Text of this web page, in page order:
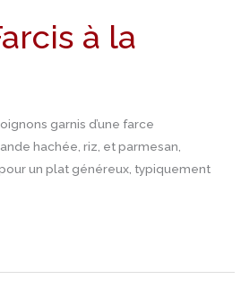
à la
garnis d’une farce
hachée, riz, et parmesan,
un plat généreux, typiquement